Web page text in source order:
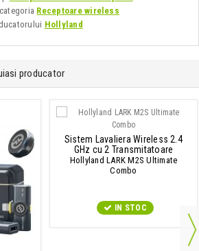
Receptoare wireless
Hollyland
producator
Sistem Lavaliera Wireless 2.4
GHz cu 2 Transmitatoare
Hollyland LARK M2S Ultimate
Combo
IN STOC